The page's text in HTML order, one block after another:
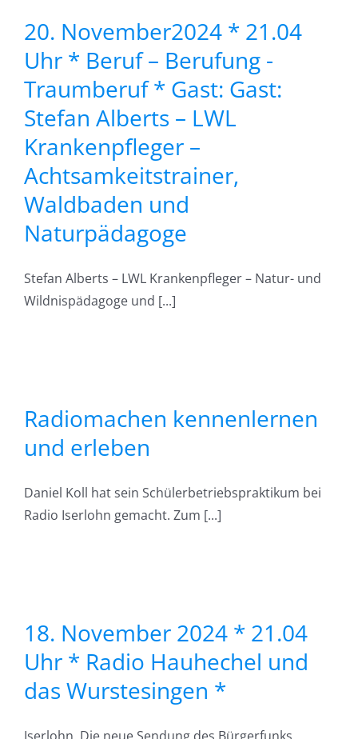
20. November2024 * 21.04
Uhr * Beruf – Berufung -
Traumberuf * Gast: Gast:
Stefan Alberts – LWL
Krankenpfleger –
Achtsamkeitstrainer,
Waldbaden und
Naturpädagoge
Stefan Alberts – LWL Krankenpfleger – Natur- und
Wildnispädagoge und [...]
Radiomachen kennenlernen
und erleben
Daniel Koll hat sein Schülerbetriebspraktikum bei
Radio Iserlohn gemacht. Zum [...]
18. November 2024 * 21.04
Uhr * Radio Hauhechel und
das Wurstesingen *